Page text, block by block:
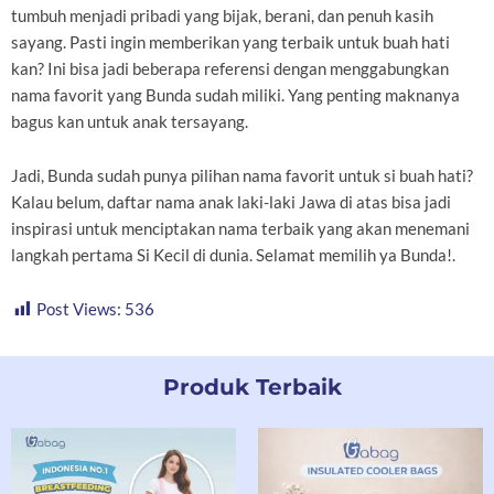
tumbuh menjadi pribadi yang bijak, berani, dan penuh kasih
sayang. Pasti ingin memberikan yang terbaik untuk buah hati
kan? Ini bisa jadi beberapa referensi dengan menggabungkan
nama favorit yang Bunda sudah miliki. Yang penting maknanya
bagus kan untuk anak tersayang.
Jadi, Bunda sudah punya pilihan nama favorit untuk si buah hati?
Kalau belum, daftar nama anak laki-laki Jawa di atas bisa jadi
inspirasi untuk menciptakan nama terbaik yang akan menemani
langkah pertama Si Kecil di dunia. Selamat memilih ya Bunda!.
Post Views: 536
Produk Terbaik